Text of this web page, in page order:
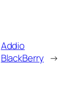
Addio
BlackBerry →